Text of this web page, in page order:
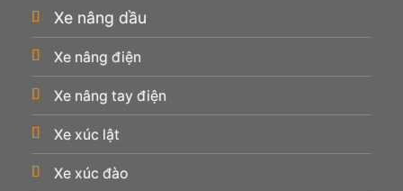
Xe nâng dầu
Xe nâng điện
Xe nâng tay điện
Xe xúc lật
Xe xúc đào